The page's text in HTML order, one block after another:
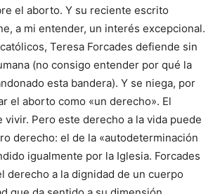
el aborto. Y su reciente escrito
a mi entender, un interés excepcional.
Teresa Forcades defiende sin
(no consigo entender por qué la
esta bandera). Y se niega, por
el aborto como «un derecho». El
vivir. Pero este derecho a la vida puede
derecho: el de la «autodeterminación
igualmente por la Iglesia. Forcades
derecho a la dignidad de un cuerpo